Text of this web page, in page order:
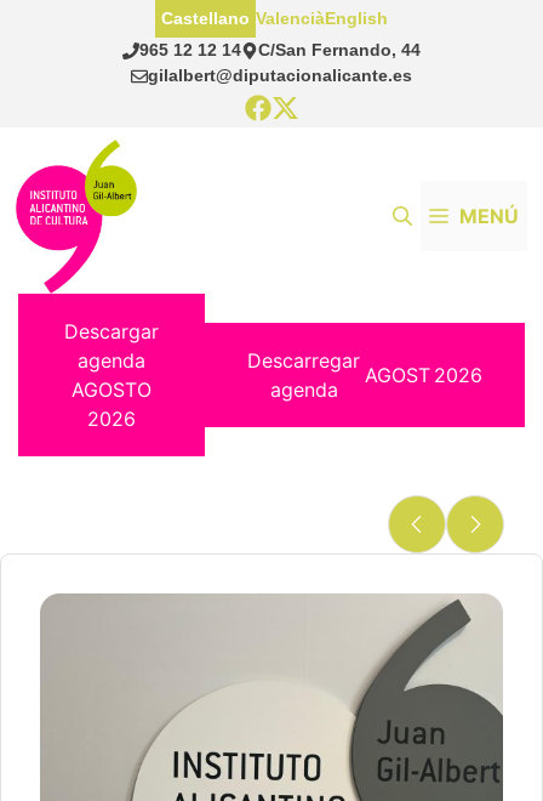
965 12 12 14
C/San Fernando, 44
gilalbert@diputacionalicante.es
Castellano ValenciàEnglish
MENÚ
Descargar
agenda
AGOSTO
2026
Descarregar
agenda
AGOST 2026